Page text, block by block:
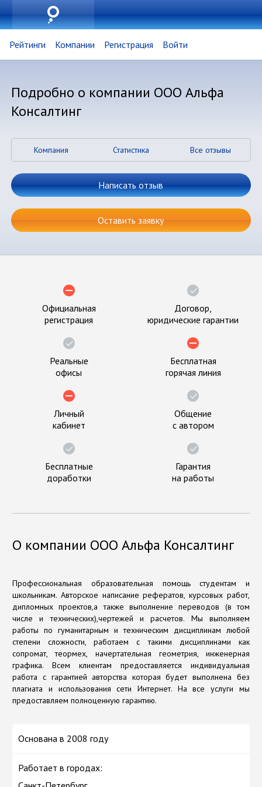
Рейтинги Компании Регистрация Войти
Подробно о компании ООО Альфа
Консалтинг
Компания Статистика Все отзывы
Написать отзыв
Оставить заявку
Официальная
регистрация
Договор,
юридические гарантии
Реальные
офисы
Бесплатная
горячая линия
Личный
кабинет
Общение
с автором
Бесплатные
доработки
Гарантия
на работы
О компании ООО Альфа Консалтинг
Профессиональная образовательная помощь студентам и
школьникам. Авторское написание рефератов, курсовых работ,
дипломных проектов,а также выполнение переводов (в том
числе и технических),чертежей и расчетов. Мы выполняем
работы по гуманитарным и техническим дисциплинам любой
степени сложности, работаем с такими дисциплинами как
сопромат, теормех, начертательная геометрия, инженерная
графика. Всем клиентам предоставляется индивидуальная
работа с гарантией авторства которая будет выполнена без
плагиата и использования сети Интернет. На все услуги мы
предоставляем полноценную гарантию.
Основана в 2008 году
Работает в городах: